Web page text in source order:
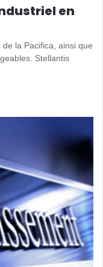
en
la Pacifica, ainsi que
Stellantis